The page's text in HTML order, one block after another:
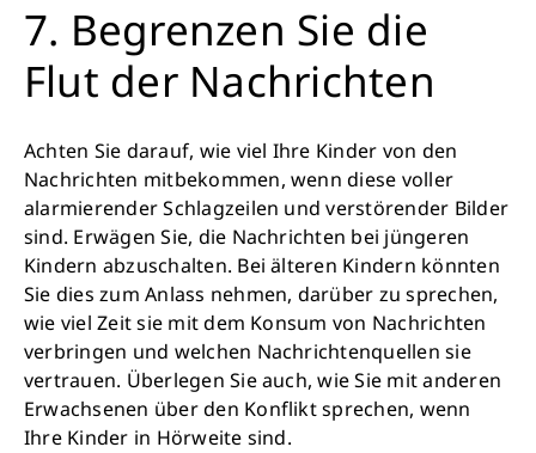
7. Begrenzen Sie die
Flut der Nachrichten
Achten Sie darauf, wie viel Ihre Kinder von den
Nachrichten mitbekommen, wenn diese voller
alarmierender Schlagzeilen und verstörender Bilder
sind. Erwägen Sie, die Nachrichten bei jüngeren
Kindern abzuschalten. Bei älteren Kindern könnten
Sie dies zum Anlass nehmen, darüber zu sprechen,
wie viel Zeit sie mit dem Konsum von Nachrichten
verbringen und welchen Nachrichtenquellen sie
vertrauen. Überlegen Sie auch, wie Sie mit anderen
Erwachsenen über den Konflikt sprechen, wenn
Ihre Kinder in Hörweite sind.